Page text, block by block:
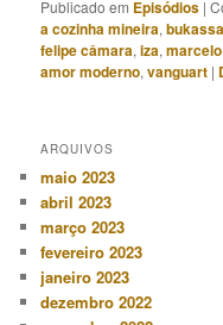
Publicado em Episódios |
a cozinha mineira,
felipe câmara,iza,
amor moderno,vanguart |
ARQUIVOS
maio 2023
abril 2023
março 2023
fevereiro 2023
janeiro 2023
dezembro 2022